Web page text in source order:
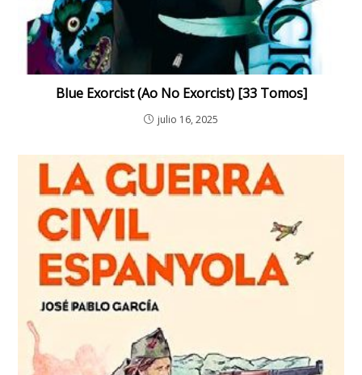
Blue Exorcist (Ao No Exorcist) [33 Tomos]
julio 16, 2025